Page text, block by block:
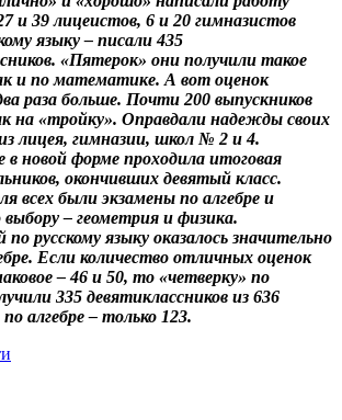
и 39 лицеистов, 6 и 20 гимназистов
языку – писали 435
«Пятерок» они получили такое
и по математике. А вот оценок
раза больше. Почти 200 выпускников
на «тройку». Оправдали надежды своих
лицея, гимназии, школ № 2 и 4.
в новой форме проходила итоговая
окончивших девятый класс.
всех были экзамены по алгебре и
выбору – геометрия и физика.
русскому языку оказалось значительно
Если количество отличных оценок
– 46 и 50, то «четверку» по
335 девятиклассников из 636
алгебре – только 123.